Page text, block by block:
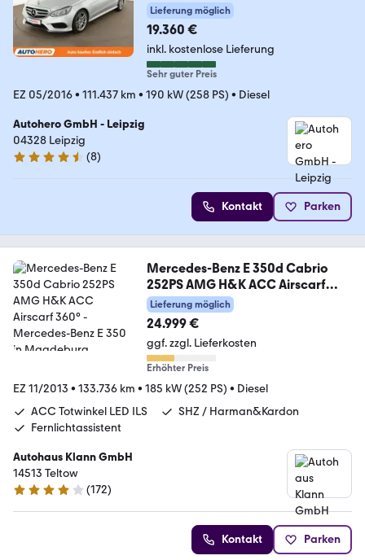
Lieferung möglich
19.360 €
inkl. kostenlose Lieferung
Sehr guter Preis
EZ 05/2016• 111.437 km • 190 kW (258 PS) • Diesel
Autohero GmbH - Leipzig
04328 Leipzig
4.3 Sterne
(8)
Kontakt Parken
Mercedes-Benz E 350d Cabrio
252PS AMG H&K ACC Airscarf
360°
Lieferung möglich
24.999 €
ggf. zzgl. Lieferkosten
Erhöhter Preis
EZ 11/2013 • 133.736 km • 185 kW (252 PS) • Diesel
ACC Totwinkel LED ILS
SHZ / Harman&Kardon
Fernlichtassistent
Autohaus Klann GmbH
14513 Teltow
4 Sterne
(172)
Kontakt Parken